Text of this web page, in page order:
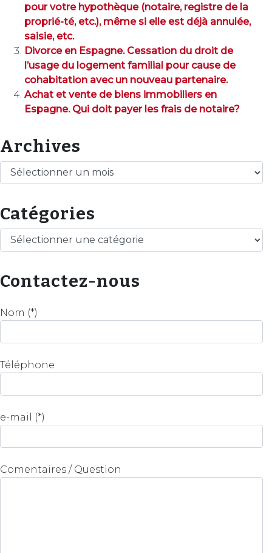
pour votre hypothèque (notaire, registre de la
proprié-té, etc.), même si elle est déjà annulée,
saisie, etc.
Divorce en Espagne. Cessation du droit de
l’usage du logement familial pour cause de
cohabitation avec un nouveau partenaire.
Achat et vente de biens immobiliers en
Espagne. Qui doit payer les frais de notaire?
Archives
Archives
Catégories
Catégories
Contactez-nous
Nom (*)
Téléphone
e-mail (*)
Comentaires / Question